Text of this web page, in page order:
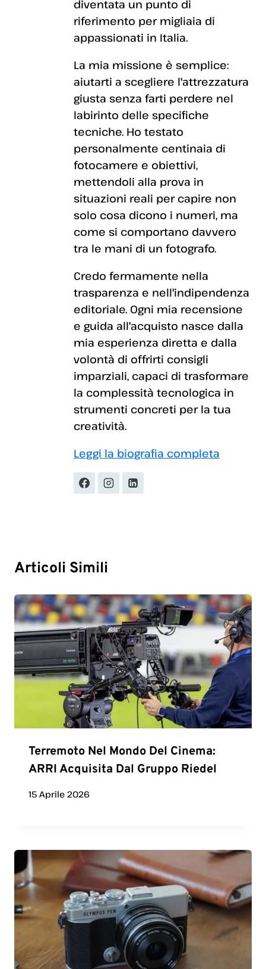
diventata un punto di
riferimento per migliaia di
appassionati in Italia.
La mia missione è semplice:
aiutarti a scegliere l'attrezzatura
giusta senza farti perdere nel
labirinto delle specifiche
tecniche. Ho testato
personalmente centinaia di
fotocamere e obiettivi,
mettendoli alla prova in
situazioni reali per capire non
solo cosa dicono i numeri, ma
come si comportano davvero
tra le mani di un fotografo.
Credo fermamente nella
trasparenza e nell'indipendenza
editoriale. Ogni mia recensione
e guida all'acquisto nasce dalla
mia esperienza diretta e dalla
volontà di offrirti consigli
imparziali, capaci di trasformare
la complessità tecnologica in
strumenti concreti per la tua
creatività.
Leggi la biografia completa
Articoli Simili
Terremoto Nel Mondo Del Cinema:
ARRI Acquisita Dal Gruppo Riedel
15 Aprile 2026